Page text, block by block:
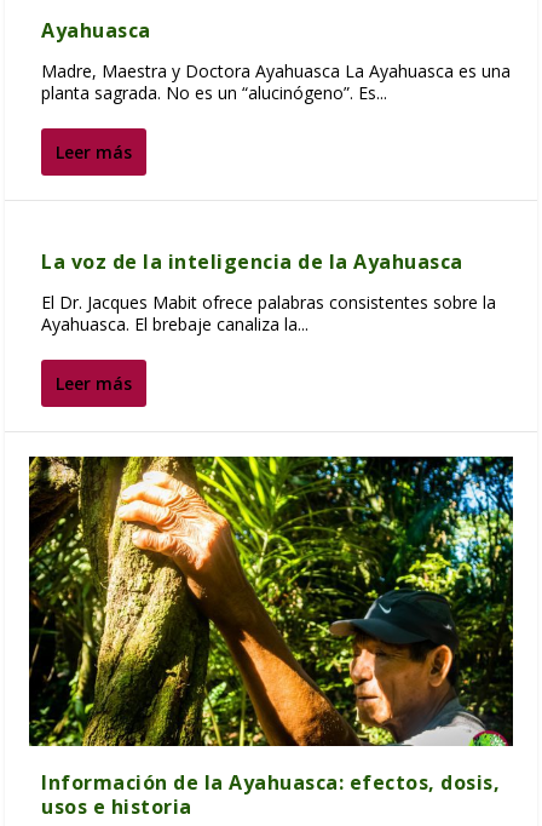
Ayahuasca
Madre, Maestra y Doctora Ayahuasca La Ayahuasca es una
planta sagrada. No es un “alucinógeno”. Es...
Leer más
La voz de la inteligencia de la Ayahuasca
El Dr. Jacques Mabit ofrece palabras consistentes sobre la
Ayahuasca. El brebaje canaliza la...
Leer más
Información de la Ayahuasca: efectos, dosis,
usos e historia